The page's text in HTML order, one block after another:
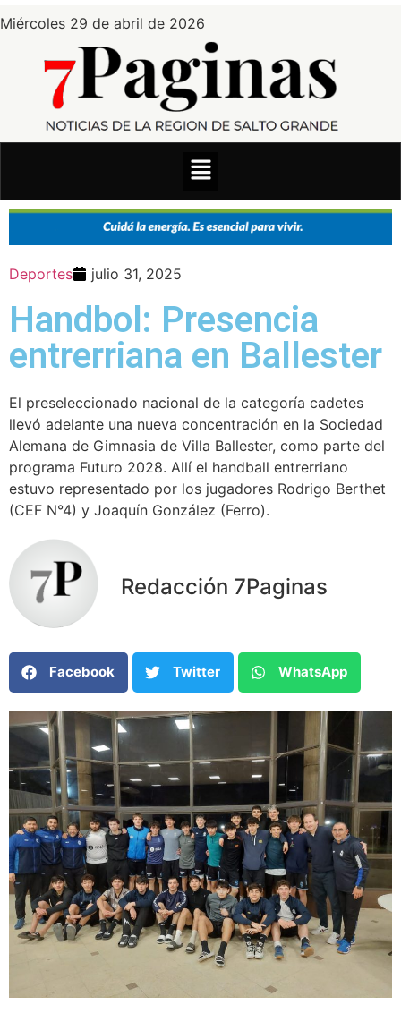
Miércoles 29 de abril de 2026
Deportes julio 31, 2025
Handbol: Presencia
entrerriana en Ballester
El preseleccionado nacional de la categoría cadetes
llevó adelante una nueva concentración en la Sociedad
Alemana de Gimnasia de Villa Ballester, como parte del
programa Futuro 2028. Allí el handball entrerriano
estuvo representado por los jugadores Rodrigo Berthet
(CEF N°4) y Joaquín González (Ferro).
Redacción 7Paginas
Facebook Twitter WhatsApp